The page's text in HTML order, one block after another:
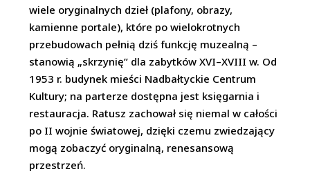
wiele oryginalnych dzieł (plafony, obrazy,
kamienne portale), które po wielokrotnych
przebudowach pełnią dziś funkcję muzealną –
stanowią „skrzynię” dla zabytków XVI–XVIII w. Od
1953 r. budynek mieści Nadbałtyckie Centrum
Kultury; na parterze dostępna jest księgarnia i
restauracja. Ratusz zachował się niemal w całości
po II wojnie światowej, dzięki czemu zwiedzający
mogą zobaczyć oryginalną, renesansową
przestrzeń.